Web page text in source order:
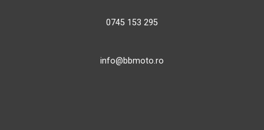
0745 153 295
info@bbmoto.ro